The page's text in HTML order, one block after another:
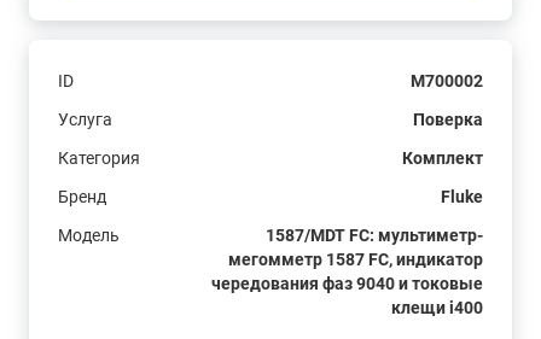
ID
M700002
Услуга
Поверка
Категория
Комплект
Бренд
Fluke
Модель
1587/MDT FC: мультиметр-
мегомметр 1587 FC, индикатор
чередования фаз 9040 и токовые
клещи i400